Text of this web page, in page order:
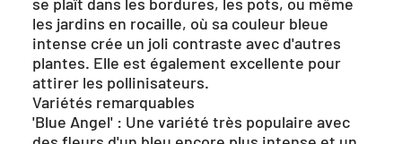
les jardins en rocaille, où sa couleur bleue
intense crée un joli contraste avec d'autres
plantes. Elle est également excellente pour
attirer les pollinisateurs.
Variétés remarquables
'Blue Angel' : Une variété très populaire avec